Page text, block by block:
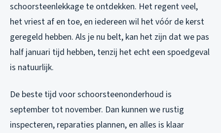
schoorsteenlekkage te ontdekken. Het regent veel,
het vriest af en toe, en iedereen wil het vóór de kerst
geregeld hebben. Als je nu belt, kan het zijn dat we pas
half januari tijd hebben, tenzij het echt een spoedgeval
is natuurlijk.
De beste tijd voor schoorsteenonderhoud is
september tot november. Dan kunnen we rustig
inspecteren, reparaties plannen, en alles is klaar